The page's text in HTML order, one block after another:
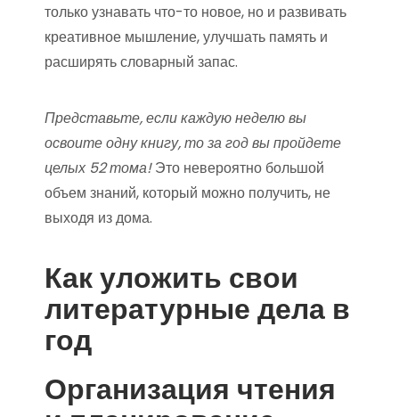
только узнавать что-то новое, но и развивать
креативное мышление, улучшать память и
расширять словарный запас.
Представьте, если каждую неделю вы
освоите одну книгу, то за год вы пройдете
целых 52 тома!Это невероятно большой
объем знаний, который можно получить, не
выходя из дома.
Как уложить свои
литературные дела в
год
Организация чтения